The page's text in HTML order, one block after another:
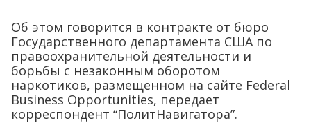
Об этом говорится в контракте от бюро
Государственного департамента США по
правоохранительной деятельности и
борьбы с незаконным оборотом
наркотиков, размещенном на сайте Federal
Business Opportunities, передает
корреспондент “ПолитНавигатора”.